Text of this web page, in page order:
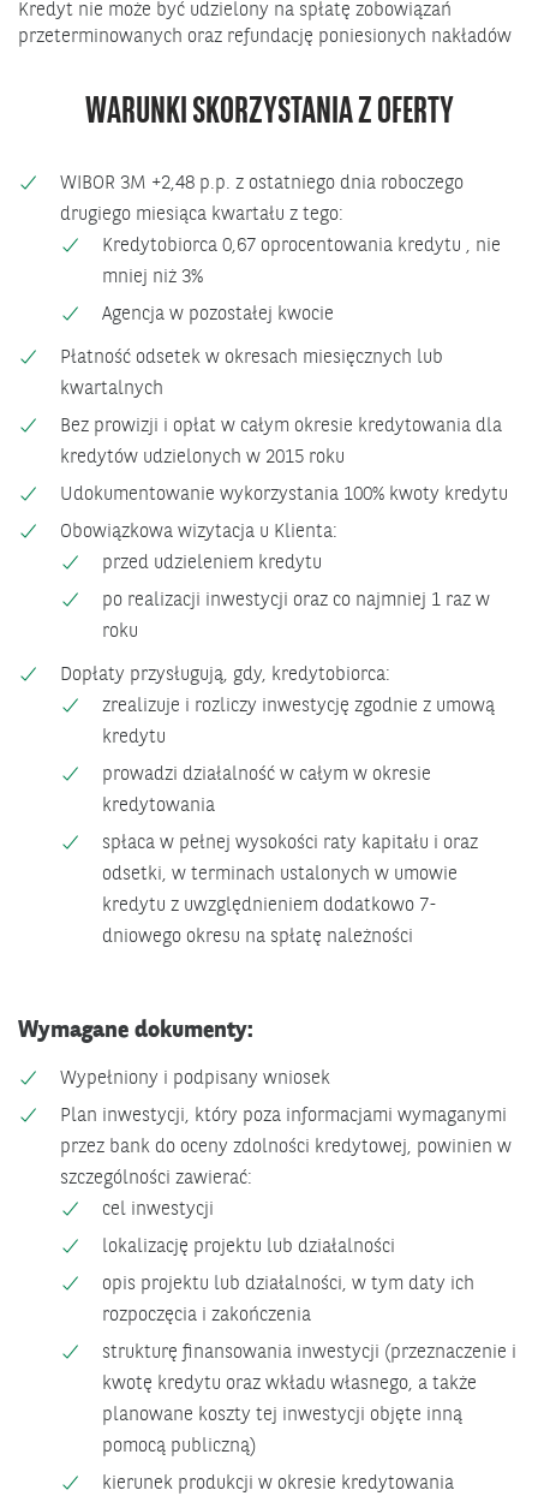
Kredyt nie może być udzielony na spłatę zobowiązań
przeterminowanych oraz refundację poniesionych nakładów
WARUNKI SKORZYSTANIA Z OFERTY
WIBOR 3M +2,48 p.p. z ostatniego dnia roboczego
drugiego miesiąca kwartału z tego:
Kredytobiorca 0,67 oprocentowania kredytu , nie
mniej niż 3%
Agencja w pozostałej kwocie
Płatność odsetek w okresach miesięcznych lub
kwartalnych
Bez prowizji i opłat w całym okresie kredytowania dla
kredytów udzielonych w 2015 roku
Udokumentowanie wykorzystania 100% kwoty kredytu
Obowiązkowa wizytacja u Klienta:
przed udzieleniem kredytu
po realizacji inwestycji oraz co najmniej 1 raz w
roku
Dopłaty przysługują, gdy, kredytobiorca:
zrealizuje i rozliczy inwestycję zgodnie z umową
kredytu
prowadzi działalność w całym w okresie
kredytowania
spłaca w pełnej wysokości raty kapitału i oraz
odsetki, w terminach ustalonych w umowie
kredytu z uwzględnieniem dodatkowo 7-
dniowego okresu na spłatę należności
Wymagane dokumenty:
Wypełniony i podpisany wniosek
Plan inwestycji, który poza informacjami wymaganymi
przez bank do oceny zdolności kredytowej, powinien w
szczególności zawierać:
cel inwestycji
lokalizację projektu lub działalności
opis projektu lub działalności, w tym daty ich
rozpoczęcia i zakończenia
strukturę finansowania inwestycji (przeznaczenie i
kwotę kredytu oraz wkładu własnego, a także
planowane koszty tej inwestycji objęte inną
pomocą publiczną)
kierunek produkcji w okresie kredytowania